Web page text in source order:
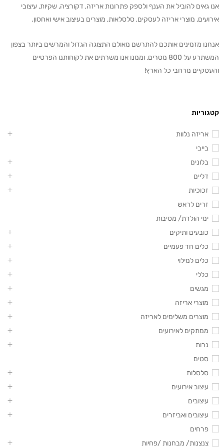
אנו גאים להוביל את הענף ולספק פתרונות אריזה, דקורציה, שקיות, עיצובי
אירועים, מוצרי אריזה לעסקים, סלסלאות, מוצרים בעיצוב אישי ואחסון.
אנחנו מזמינים אותכם להתרשם מאולם התצוגה הגדול והמרשים ביותר בצפון
המשתרע על 800 מטרים, וממנו אנו משרתים את לקוחותנו הפרטיים
והעסקיים מרחבי כל הארץ!
קטגוריות
אריזה נלוות
בייבי
בלונים
דליים
זכוכיות
זרים לראש
ימי הולדת/ מסיבות
כובעים ותיקים
כלים חד פעמיים
כלים למילוי
כללי
מגשים
מוצרי אריזה
מוצרים משלימים לאריזה
ממתקים לאירועים
נרות
סטים
סלסלות
עיצוב אירועים
עיצובים
עיצובים ואביזרים
פרחים
צנצנות/ מבחנות /פחיות